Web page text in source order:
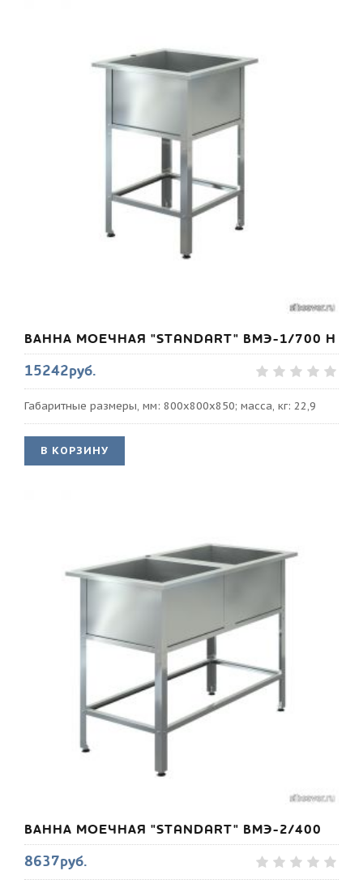
ВАННА МОЕЧНАЯ "STANDART" ВМЭ-1/700 Н
15242руб.
Габаритные размеры, мм: 800х800х850; масса, кг: 22,9
В КОРЗИНУ
ВАННА МОЕЧНАЯ "STANDART" ВМЭ-2/400
8637руб.